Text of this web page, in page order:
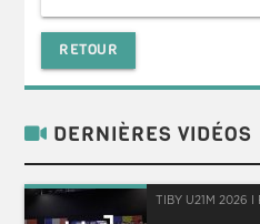
RETOUR
DERNIÈRES VIDÉOS
TIBY U21M 2026